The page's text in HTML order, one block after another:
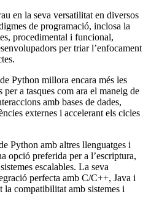
en la seva versatilitat en diversos
de programació, inclosa la
procedimental i funcional,
per triar l’enfocament
Python millora encara més les
a tasques com ara el maneig de
amb bases de dades,
externes i accelerant els cicles
Python amb altres llenguatges i
opció preferida per a l’escriptura,
escalables. La seva
perfecta amb C/C++, Java i
la compatibilitat amb sistemes i